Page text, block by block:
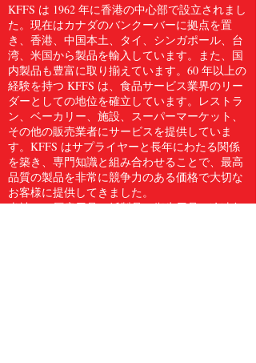
KFFS は 1962 年に香港の中心部で設立されまし
た。現在はカナダのバンクーバーに拠点を置
き、香港、中国本土、タイ、シンガポール、台
湾、米国から製品を輸入しています。また、国
内製品も豊富に取り揃えています。60 年以上の
経験を持つ KFFS は、食品サービス業界のリー
ダーとしての地位を確立しています。レストラ
ン、ベーカリー、施設、スーパーマーケット、
その他の販売業者にサービスを提供していま
す。KFFS はサプライヤーと長年にわたる関係
を築き、専門知識と組み合わせることで、最高
品質の製品を非常に競争力のある価格で大切な
お客様に提供してきました。
当社は、厨房用品、紙製品、衛生用品、冷凍魚